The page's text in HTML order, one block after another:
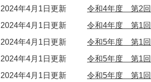
2024年4月1日更新
令和4年度 第2回
2024年4月1日更新
令和4年度 第1回
2024年4月1日更新
令和5年度 第1回
2024年4月1日更新
令和5年度 第1回
2024年4月1日更新
令和5年度 第1回